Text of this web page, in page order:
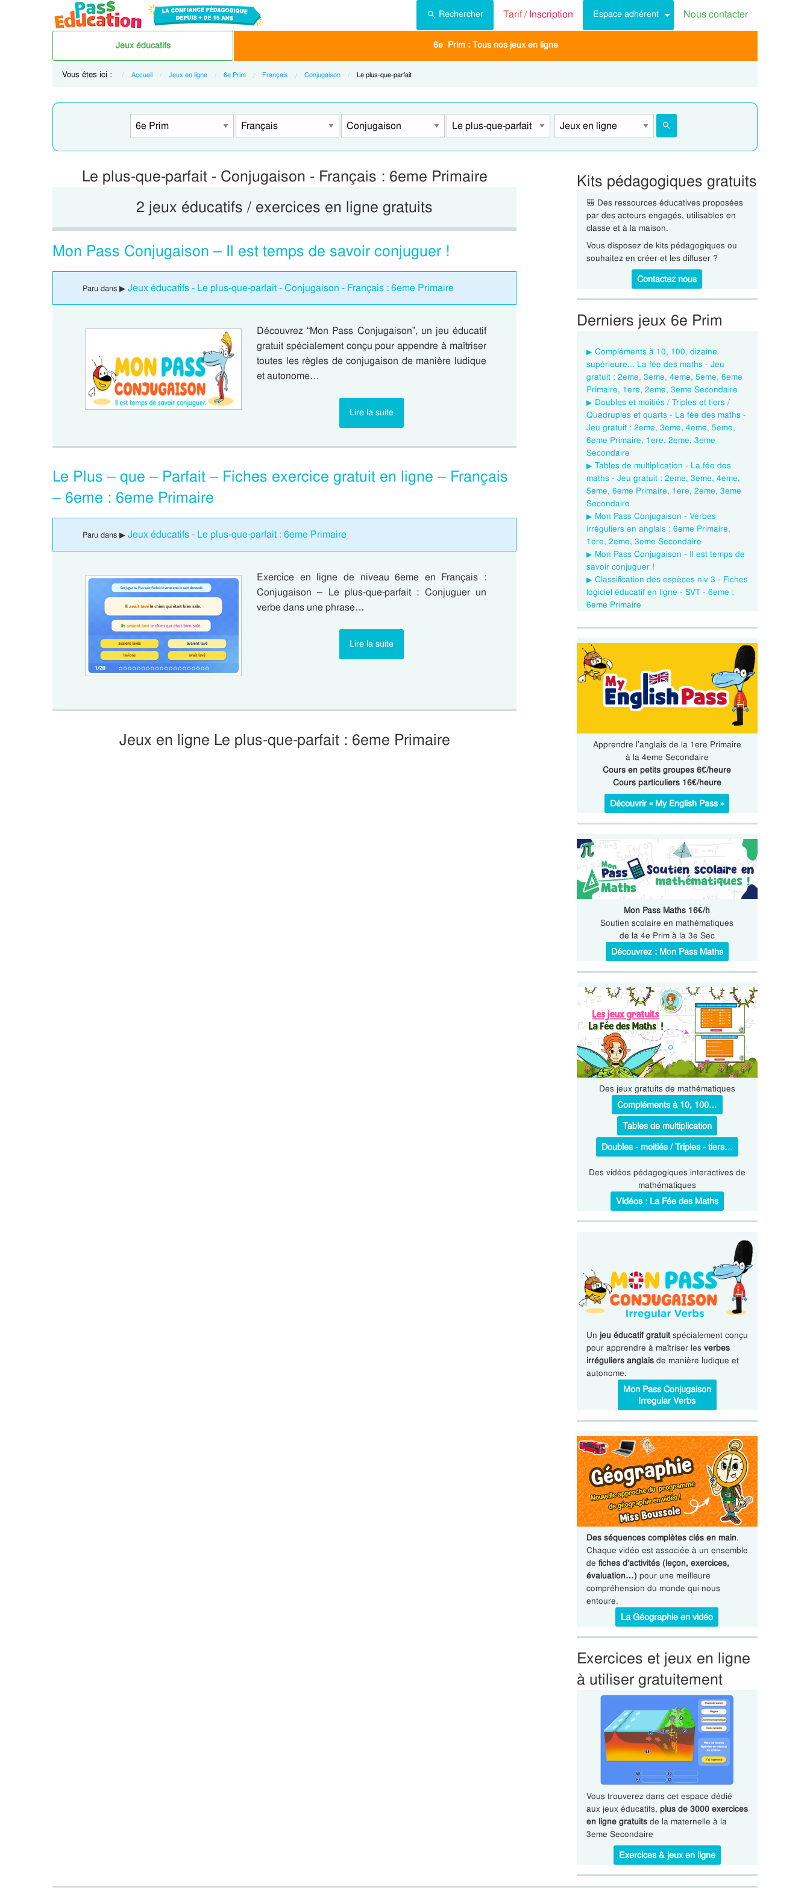
Rechercher Tarif /Inscription Espace adhérent Nous contacter
Jeux éducatifs 6e Prim : Tous nos jeux en ligne
Vous êtes ici : Accueil Jeux en ligne 6e Prim Français Conjugaison Current:
Le plus-que-parfait
Le plus-que-parfait - Conjugaison - Français : 6eme Primaire
2 jeux éducatifs / exercices en ligne gratuits
Mon Pass Conjugaison – Il est temps de savoir conjuguer !
Paru dans ▶ Jeux éducatifs - Le plus-que-parfait - Conjugaison - Français : 6eme Primaire
Découvrez “Mon Pass Conjugaison”, un jeu éducatif
gratuit spécialement conçu pour appendre à maîtriser
toutes les règles de conjugaison de manière ludique
et autonome…
Lire la suite
Le Plus – que – Parfait – Fiches exercice gratuit en ligne – Français
– 6eme : 6eme Primaire
Paru dans ▶ Jeux éducatifs - Le plus-que-parfait : 6eme Primaire
Exercice en ligne de niveau 6eme en Français :
Conjugaison – Le plus-que-parfait : Conjuguer un
verbe dans une phrase…
Lire la suite
Jeux en ligne Le plus-que-parfait : 6eme Primaire
Kits pédagogiques gratuits
🎒 Des ressources éducatives proposées
par des acteurs engagés, utilisables en
classe et à la maison.
Vous disposez de kits pédagogiques ou
souhaitez en créer et les diffuser ?
Contactez nous
Derniers jeux 6e Prim
Compléments à 10, 100, dizaine
supérieure... La fée des maths - Jeu
gratuit : 2eme, 3eme, 4eme, 5eme, 6eme
Primaire, 1ere, 2eme, 3eme Secondaire
Doubles et moitiés / Triples et tiers /
Quadruples et quarts - La fée des maths -
Jeu gratuit : 2eme, 3eme, 4eme, 5eme,
6eme Primaire, 1ere, 2eme, 3eme
Secondaire
Tables de multiplication - La fée des
maths - Jeu gratuit : 2eme, 3eme, 4eme,
5eme, 6eme Primaire, 1ere, 2eme, 3eme
Secondaire
Mon Pass Conjugaison - Verbes
irréguliers en anglais : 6eme Primaire,
1ere, 2eme, 3eme Secondaire
Mon Pass Conjugaison - Il est temps de
savoir conjuguer !
Classification des espèces niv 3 - Fiches
logiciel éducatif en ligne - SVT - 6eme :
6eme Primaire
Apprendre l’anglais de la 1ere Primaire
à la 4eme Secondaire
Cours en petits groupes 6€/heure
Cours particuliers 16€/heure
Découvrir « My English Pass »
Mon Pass Maths 16€/h
Soutien scolaire en mathématiques
de la 4e Prim à la 3e Sec
Découvrez : Mon Pass Maths
Des jeux gratuits de mathématiques
Compléments à 10, 100…
Tables de multiplication
Doubles - moitiés / Triples - tiers…
Des vidéos pédagogiques interactives de
mathématiques
Vidéos : La Fée des Maths
Un jeu éducatif gratuitspécialement conçu
pour apprendre à maîtriser les verbes
irréguliers anglaisde manière ludique et
autonome.
Mon Pass Conjugaison
Irregular Verbs
Des séquences complètes clés en main.
Chaque vidéo est associée à un ensemble
de fiches d'activités (leçon, exercices,
évaluation…) pour une meilleure
compréhension du monde qui nous
entoure.
La Géographie en vidéo
Exercices et jeux en ligne
à utiliser gratuitement
Vous trouverez dans cet espace dédié
aux jeux éducatifs, plus de 3000 exercices
en ligne gratuitsde la maternelle à la
3eme Secondaire
Exercices & jeux en ligne